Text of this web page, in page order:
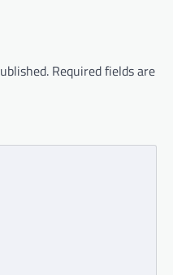
Required fields are